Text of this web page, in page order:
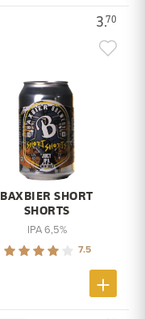
3.70
BAXBIER SHORT
SHORTS
IPA 6,5%
7.5